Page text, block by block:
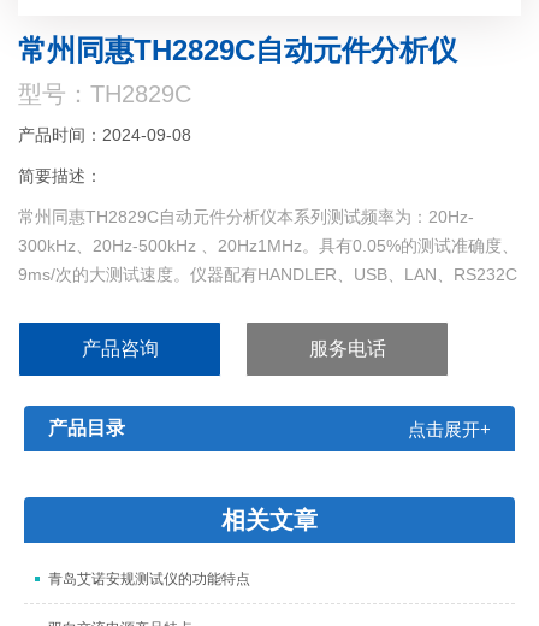
常州同惠TH2829C自动元件分析仪
型号：TH2829C
产品时间：2024-09-08
简要描述：
常州同惠TH2829C自动元件分析仪本系列测试频率为：20Hz-
300kHz、20Hz-500kHz 、20Hz1MHz。具有0.05%的测试准确度、
9ms/次的大测试速度。仪器配有HANDLER、USB、LAN、RS232C
工业和军用标准的测试要求。
产品咨询 服务电话
产品目录 点击展开+
相关文章
青岛艾诺安规测试仪的功能特点